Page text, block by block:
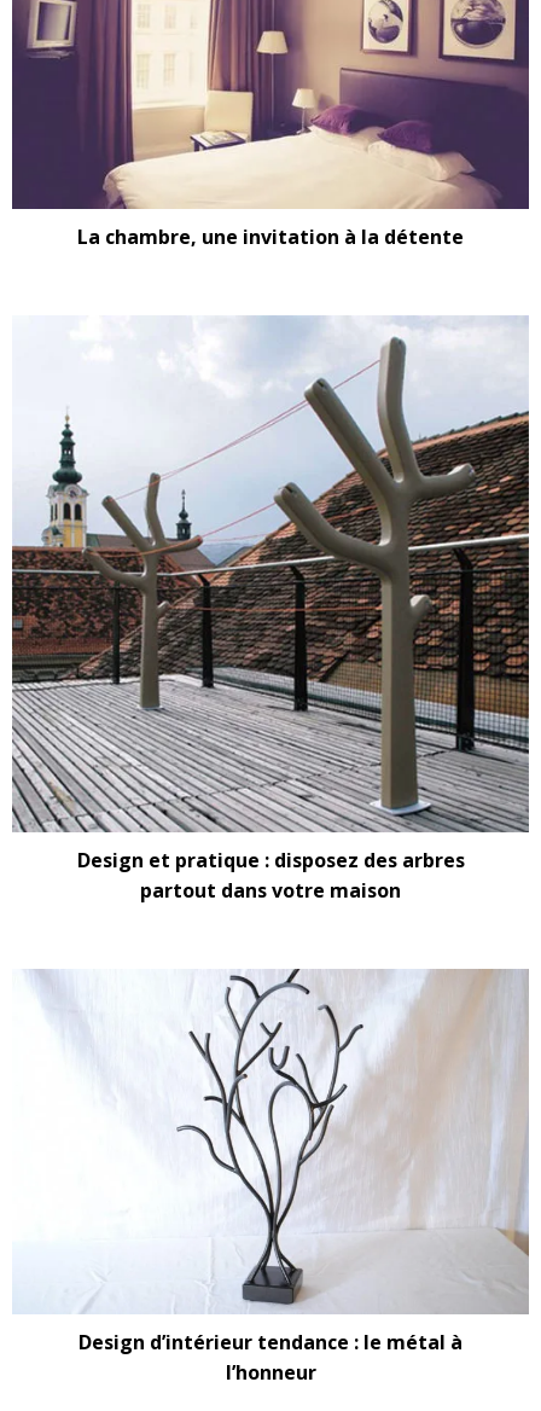
La chambre, une invitation à la détente
Design et pratique : disposez des arbres
partout dans votre maison
Design d’intérieur tendance : le métal à
l’honneur